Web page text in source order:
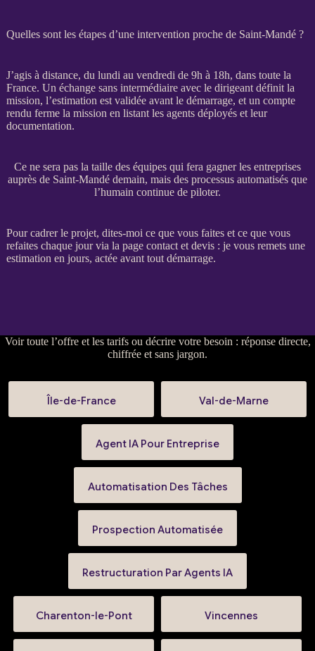
Quelles sont les étapes d’une intervention proche de Saint-Mandé ?
J’agis à distance, du lundi au vendredi de 9h à 18h, dans toute la
France. Un échange sans intermédiaire avec le dirigeant définit la
mission, l’estimation est validée avant le démarrage, et un compte
rendu ferme la mission en listant les agentsdéployés et leur
documentation.
Ce ne sera pas la taille des équipes qui fera gagner les entreprises
auprès de Saint-Mandé demain, mais des processus automatisés que
l’humain continue de piloter.
Pourcadrerle projet, dites-moi ce que vous faites et ce que vous
refaites chaque jour via la page contact et devis: je vous remets une
estimation en jours, actée avant tout démarrage.
Voirtoute l’offre et les tarifsou décrire votre besoin : réponse directe,
chiffrée et sans jargon.
Île-de-France Val-de-Marne
Agent IA Pour Entreprise
Automatisation Des Tâches
Prospection Automatisée
Restructuration Par Agents IA
Charenton-le-Pont Vincennes